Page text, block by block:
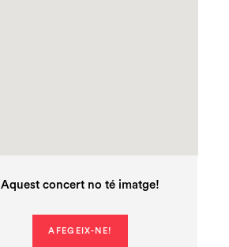
Aquest concert no té imatge!
AFEGEIX-NE!